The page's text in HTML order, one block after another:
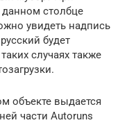
столбце
увидеть надпись
будет
случаях также
объекте выдается
части Autoruns